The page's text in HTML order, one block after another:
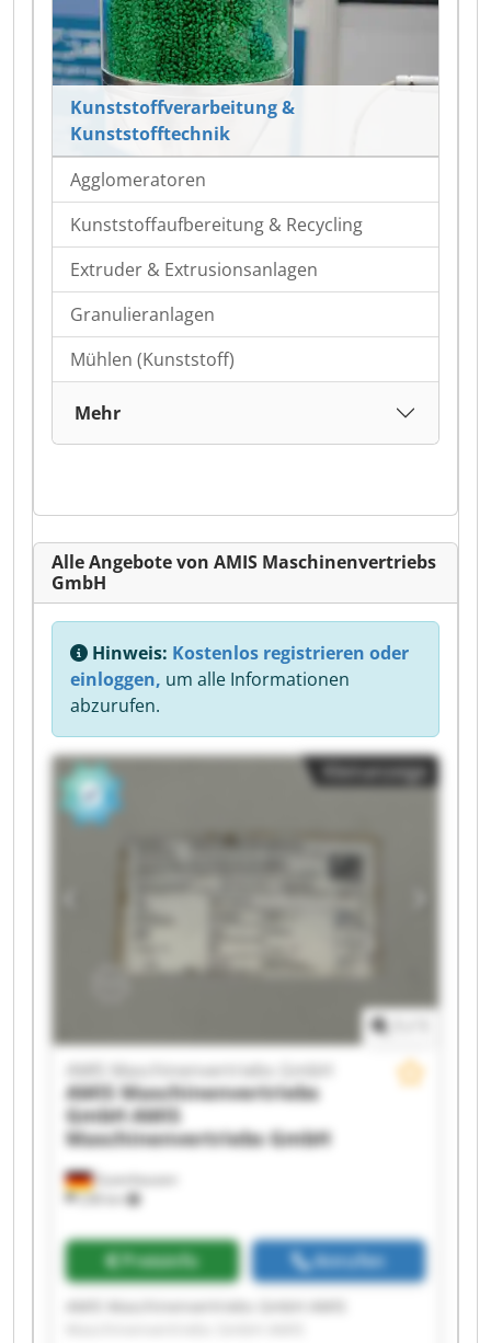
Kunststoffverarbeitung &
Kunststofftechnik
Agglomeratoren
Kunststoffaufbereitung & Recycling
Extruder & Extrusionsanlagen
Granulieranlagen
Mühlen (Kunststoff)
Mehr
Alle Angebote von AMIS Maschinenvertriebs
GmbH
Hinweis: Kostenlos registrieren oder
einloggen, um alle Informationen
abzurufen.
Kleinanzeige
Zuzenhausen
238 km
AMIS Maschinenvertriebs GmbH
AMIS Maschinenvertriebs
GmbHAMIS
Maschinenvertriebs GmbH
Preisinfo Anrufen
AMIS Maschinenvertriebs GmbH AMIS